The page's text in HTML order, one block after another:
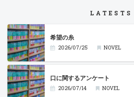
LATESTS
希望の糸
2026/07/25 NOVEL
口に関するアンケート
2026/07/14 NOVEL